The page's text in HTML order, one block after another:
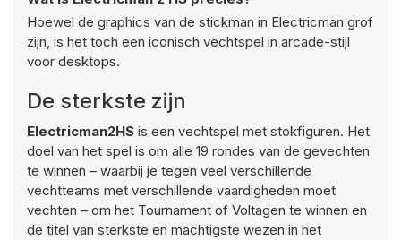
Hoewel de graphics van de stickman in Electricman grof
zijn, is het toch een iconisch vechtspel in arcade-stijl
voor desktops.
De sterkste zijn
Electricman2HS is een vechtspel met stokfiguren. Het
doel van het spel is om alle 19 rondes van de gevechten
te winnen – waarbij je tegen veel verschillende
vechtteams met verschillende vaardigheden moet
vechten – om het Tournament of Voltagen te winnen en
de titel van sterkste en machtigste wezen in het